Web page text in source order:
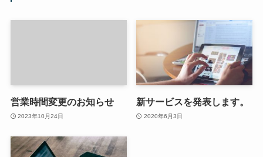
営業時間変更のお知らせ
2023年10月24日
新サービスを発表します。
2020年6月3日